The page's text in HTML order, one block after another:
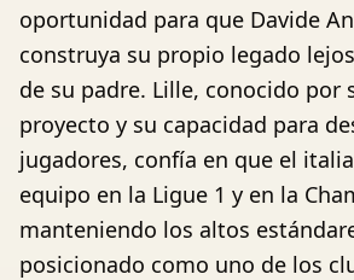
oportunidad para que Davide
construya su propio legado
de su padre. Lille, conocido por
proyecto y su capacidad para
jugadores, confía en que el
equipo en la Ligue 1 y en la
manteniendo los altos
posicionado como uno de los